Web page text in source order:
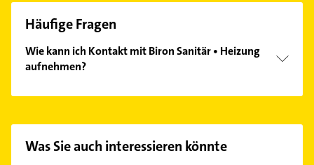
Häufige Fragen
Wie kann ich Kontakt mit Biron Sanitär • Heizung
aufnehmen?
finden Sie alleKontaktdaten.
Was Sie auch interessieren könnte